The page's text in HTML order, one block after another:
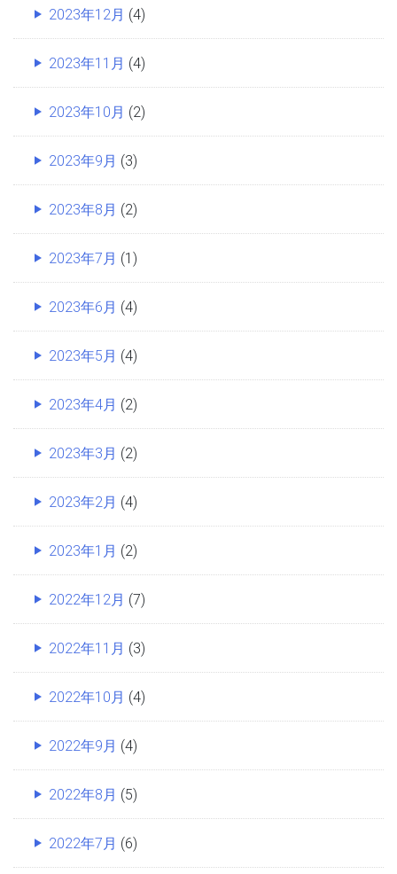
2023年12月 (4)
2023年11月 (4)
2023年10月 (2)
2023年9月 (3)
2023年8月 (2)
2023年7月 (1)
2023年6月 (4)
2023年5月 (4)
2023年4月 (2)
2023年3月 (2)
2023年2月 (4)
2023年1月 (2)
2022年12月 (7)
2022年11月 (3)
2022年10月 (4)
2022年9月 (4)
2022年8月 (5)
2022年7月 (6)